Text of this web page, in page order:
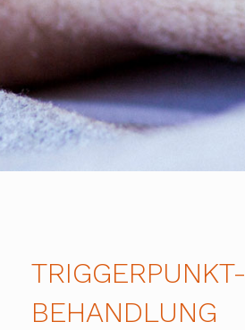
TRIGGERPUNKT-
BEHANDLUNG